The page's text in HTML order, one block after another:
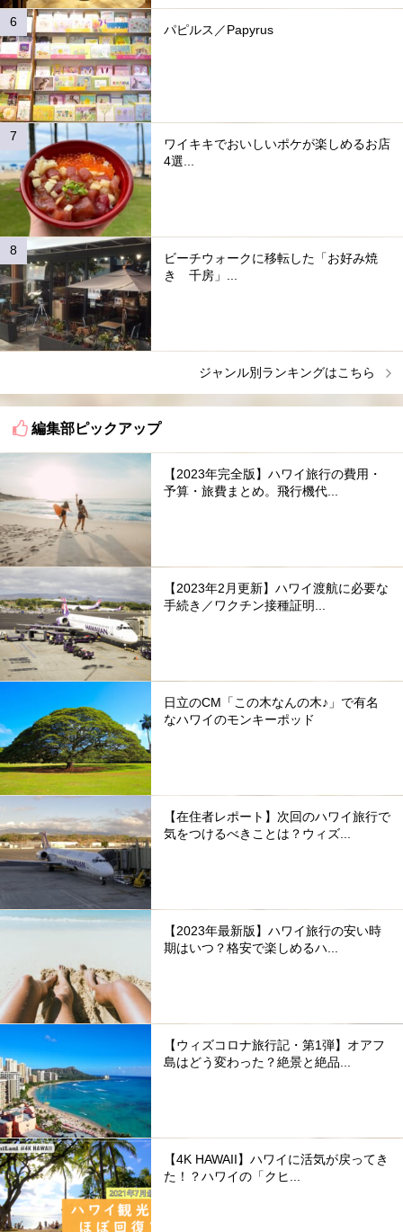
パピルス／Papyrus
ワイキキでおいしいポケが楽しめるお店
4選...
ビーチウォークに移転した「お好み焼
き 千房」...
ジャンル別ランキングはこちら
編集部ピックアップ
【2023年完全版】ハワイ旅行の費用・
予算・旅費まとめ。飛行機代...
【2023年2月更新】ハワイ渡航に必要な
手続き／ワクチン接種証明...
日立のCM「この木なんの木♪」で有名
なハワイのモンキーポッド
【在住者レポート】次回のハワイ旅行で
気をつけるべきことは？ウィズ...
【2023年最新版】ハワイ旅行の安い時
期はいつ？格安で楽しめるハ...
【ウィズコロナ旅行記・第1弾】オアフ
島はどう変わった？絶景と絶品...
【4K HAWAII】ハワイに活気が戻ってき
た！？ハワイの「クヒ...